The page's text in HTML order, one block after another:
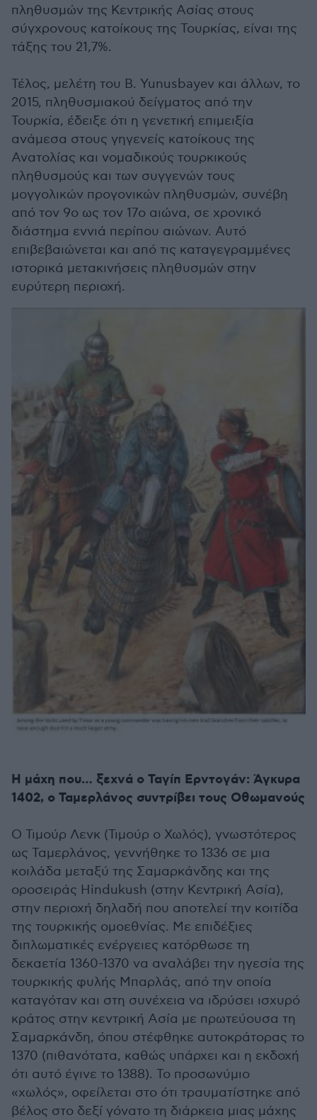
πληθυσμών της Κεντρικής Ασίας στους
σύγχρονους κατοίκους της Τουρκίας, είναι της
τάξης του 21,7%.
Τέλος, μελέτη του Β. Yunusbayev και άλλων, το
2015, πληθυσμιακού δείγματος από την
Τουρκία, έδειξε ότι η γενετική επιμειξία
ανάμεσα στους γηγενείς κατοίκους της
Ανατολίας και νομαδικούς τουρκικούς
πληθυσμούς και των συγγενών τους
μογγολικών προγονικών πληθυσμών, συνέβη
από τον 9ο ως τον 17ο αιώνα, σε χρονικό
διάστημα εννιά περίπου αιώνων. Αυτό
επιβεβαιώνεται και από τις καταγεγραμμένες
ιστορικά μετακινήσεις πληθυσμών στην
ευρύτερη περιοχή.
Η μάχη που… ξεχνά ο Ταγίπ Ερντογάν: Άγκυρα
1402, ο Ταμερλάνος συντρίβει τους Οθωμανούς
Ο Τιμούρ Λενκ (Τιμούρ ο Χωλός), γνωστότερος
ως Ταμερλάνος, γεννήθηκε το 1336 σε μια
κοιλάδα μεταξύ της Σαμαρκάνδης και της
οροσειράς Hindukush (στην Κεντρική Ασία),
στην περιοχή δηλαδή που αποτελεί την κοιτίδα
της τουρκικής ομοεθνίας. Με επιδέξιες
διπλωματικές ενέργειες κατόρθωσε τη
δεκαετία 1360-1370 να αναλάβει την ηγεσία της
τουρκικής φυλής Μπαρλάς, από την οποία
καταγόταν και στη συνέχεια να ιδρύσει ισχυρό
κράτος στην κεντρική Ασία με πρωτεύουσα τη
Σαμαρκάνδη, όπου στέφθηκε αυτοκράτορας το
1370 (πιθανότατα, καθώς υπάρχει και η εκδοχή
ότι αυτό έγινε το 1388). Το προσωνύμιο
«χωλός», οφείλεται στο ότι τραυματίστηκε από
βέλος στο δεξί γόνατο τη διάρκεια μιας μάχης